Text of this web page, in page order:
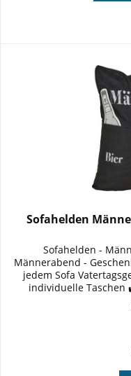
Sofahelden
Sofahelden -
Männerabend -
jedem Sofa
individuelle